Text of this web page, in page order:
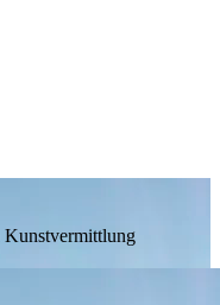
Kunstvermittlung